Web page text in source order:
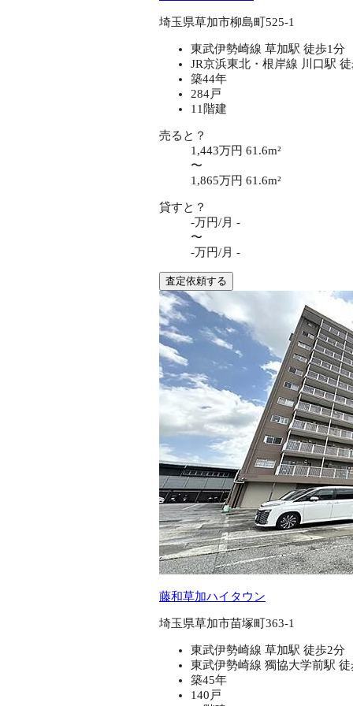
埼玉県草加市柳島町525-1
東武伊勢崎線 草加駅 徒歩1分
JR京浜東北・根岸線 川口駅
築44年
284戸
11階建
売ると？
1,443万円 61.6m²
〜
1,865万円 61.6m²
貸すと？
-万円/月 -
〜
-万円/月 -
査定依頼する
藤和草加ハイタウン
埼玉県草加市苗塚町363-1
東武伊勢崎線 草加駅 徒歩2分
東武伊勢崎線 獨協大学前駅 徒
築45年
140戸